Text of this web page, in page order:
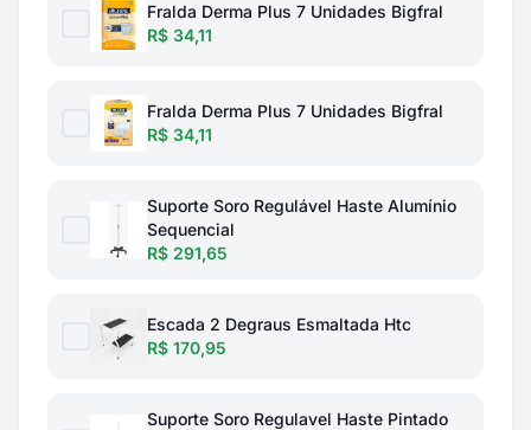
Fralda Derma Plus 7 Unidades Bigfral
R$ 34,11
Fralda Derma Plus 7 Unidades Bigfral
R$ 34,11
Suporte Soro Regulável Haste Alumínio
Sequencial
R$ 291,65
Escada 2 Degraus Esmaltada Htc
R$ 170,95
Suporte Soro Regulavel Haste Pintado